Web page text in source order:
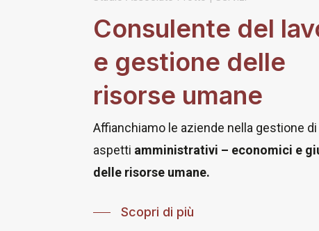
Consulente del
e gestione delle
risorse umane
Affianchiamo le aziende nella gestione
aspetti amministrativi – economici e
delle risorse umane.
Scopri di più